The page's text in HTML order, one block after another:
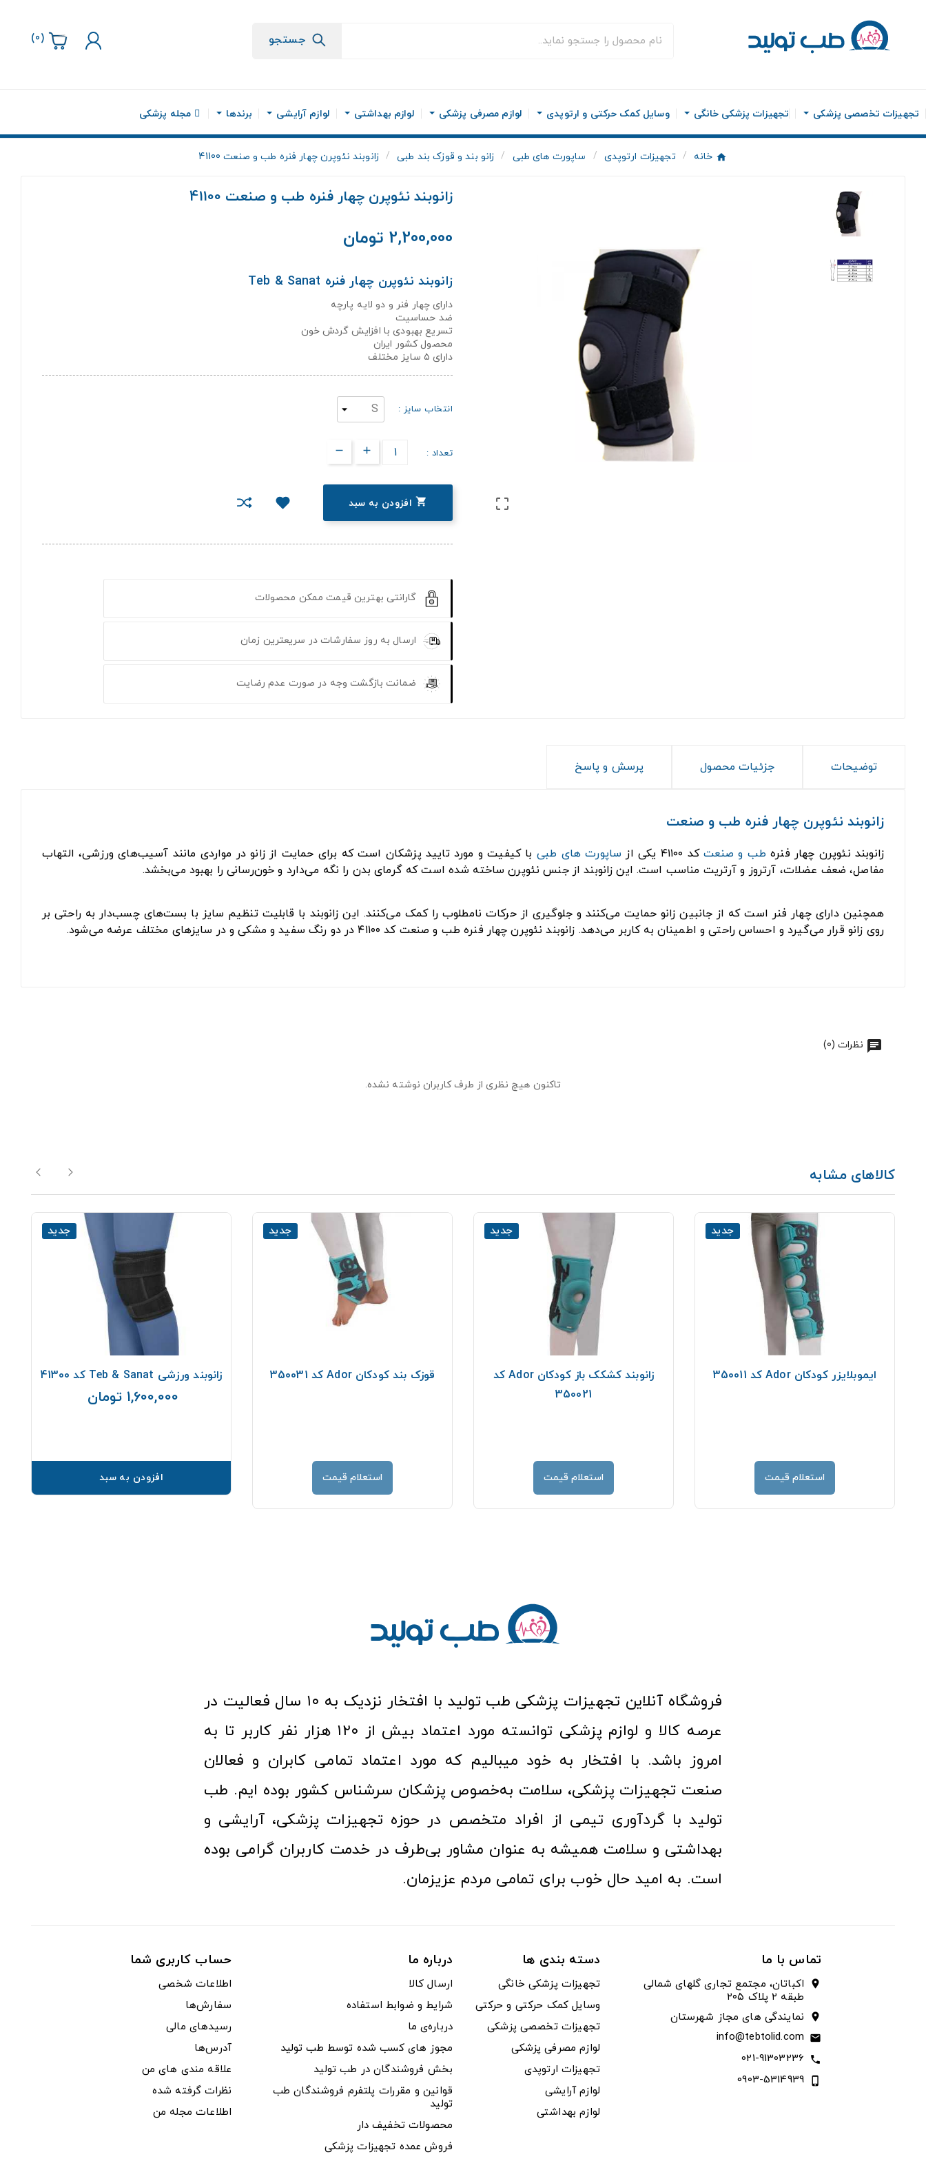
جستجو (
0
)
تجهیزات تخصصی پزشکی تجهیزات پزشکی خانگی وسایل کمک حرکتی و ارتوپدی لوازم مصرفی پزشکی لوازم بهداشتی لوازم آرایشی برندها مجله پزشکی
خانه تجهیزات ارتوپدی ساپورت های طبی زانو بند و قوزک بند طبی زانوبند نئوپرن چهار فنره طب و صنعت 41100

زانوبند نئوپرن چهار فنره طب و صنعت 41100
2,200,000 تومان
زانوبند نئوپرن چهار فنره Teb & Sanat
دارای چهار فنر و دو لایه پارچه
ضد حساسیت
تسریع بهبودی با افزایش گردش خون
محصول کشور ایران
دارای ۵ سایز مختلف
انتخاب سایز :
تعداد :
 افزودن به سبد
گارانتی بهترین قیمت ممکن محصولات
ارسال به روز سفارشات در سریعترین زمان
ضمانت بازگشت وجه در صورت عدم رضایت
توضیحات جزئیات محصول پرسش و پاسخ
زانوبند نئوپرن چهار فنره طب و صنعت
زانوبند نئوپرن چهار فنره طب و صنعتکد ۴۱۱۰۰ یکی از ساپورت های طبی با کیفیت و مورد تایید پزشکان است که برای حمایت از زانو در مواردی مانند آسیب‌های ورزشی، التهاب
مفاصل، ضعف عضلات، آرتروز و آرتریت مناسب است. این زانوبند از جنس نئوپرن ساخته شده است که گرمای بدن را نگه می‌دارد و خون‌رسانی را بهبود می‌بخشد.
همچنین دارای چهار فنر است که از جانبین زانو حمایت می‌کنند و جلوگیری از حرکات نامطلوب را کمک می‌کنند. این زانوبند با قابلیت تنظیم سایز با بست‌های چسب‌دار به راحتی بر
روی زانو قرار می‌گیرد و احساس راحتی و اطمینان به کاربر می‌دهد. زانوبند نئوپرن چهار فنره طب و صنعت کد ۴۱۱۰۰ در دو رنگ سفید و مشکی و در سایز‌های مختلف عرضه می‌شود.
نظرات (0)
تاکنون هیچ نظری از طرف کاربران نوشته نشده.
کالاهای مشابه
جدید
ایموبلایزر کودکان Ador کد 350011
استعلام قیمت
جدید
زانوبند کشکک باز کودکان Ador کد
350021
استعلام قیمت
جدید
قوزک بند کودکان Ador کد 350031
استعلام قیمت
جدید
زانوبند ورزشی Teb & Sanat کد 41300
1,600,000 تومان
افزودن به سبد
فروشگاه آنلاین تجهیزات پزشکی طب تولید با افتخار نزدیک به ۱۰ سال فعالیت در
عرصه کالا و لوازم پزشکی توانسته مورد اعتماد بیش از ۱۲۰ هزار نفر کاربر تا به
امروز باشد. با افتخار به خود میبالیم که مورد اعتماد تمامی کابران و فعالان
صنعت تجهیزات پزشکی، سلامت به‌خصوص پزشکان سرشناس کشور بوده ایم. طب
تولید با گردآوری تیمی از افراد متخصص در حوزه تجهیزات پزشکی، آرایشی و
بهداشتی و سلامت همیشه به عنوان مشاور بی‌طرف در خدمت کاربران گرامی بوده
است. به امید حال خوب برای تمامی مردم عزیزمان.
تماس با ما
location_on
اکباتان، مجتمع تجاری گلهای شمالی
طبقه ۲ پلاک ۲۰۵
location_on نمایندگی های مجاز شهرستان
email
info@tebtolid.com
call
021-91303236
phone_iphone
0903-5314939
دسته بندی ها
تجهیزات پزشکی خانگی
وسایل کمک حرکتی و حرکتی
تجهیزات تخصصی پزشکی
لوازم مصرفی پزشکی
تجهیزات ارتوپدی
لوازم آرایشی
لوازم بهداشتی
درباره ما
ارسال کالا
شرایط و ضوابط استفاده
درباره‌ی ما
مجوز های کسب شده توسط طب تولید
بخش فروشندگان در طب تولید
قوانین و مقررات پلتفرم فروشندگان طب
تولید
محصولات تخفیف دار
فروش عمده تجهیزات پزشکی
حساب کاربری شما
اطلاعات شخصی
سفارش‌ها
رسیدهای مالی
آدرس‌ها
علاقه مندی های من
نظرات گرفته شده
اطلاعات مجله من